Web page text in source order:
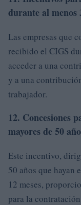
durante al menos
Las empresas que
recibido el CIGS
acceder a una
y a una
trabajador.
12. Concesiones
mayores de 50
Este incentivo,
50 años que hayan
12 meses,
para la